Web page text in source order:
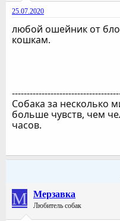
25.07.2020
любой ошейник от
кошкам.
Собака за несколько
больше чувств, чем
часов.
М Мерзавка
Любитель собак